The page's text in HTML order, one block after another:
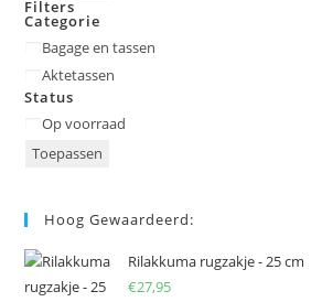
Filters
Categorie
Categorie
Bagage en tassen
Aktetassen
Status
Status
Op voorraad
Toepassen
Hoog Gewaardeerd:
Rilakkuma rugzakje - 25 cm
€27,95